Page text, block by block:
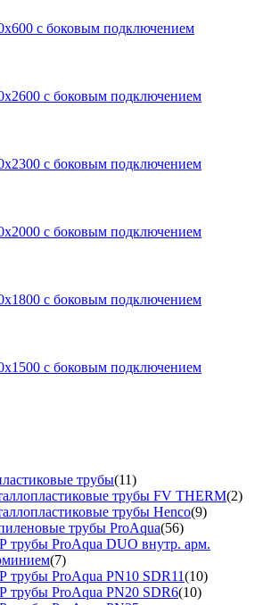
с боковым подключением
с боковым подключением
с боковым подключением
с боковым подключением
с боковым подключением
с боковым подключением
трубы(11)
трубы FV THERM(2)
трубы Henco(9)
трубы ProAqua(56)
трубы ProAqua DUO внутр. арм.
(7)
трубы ProAqua PN10 SDR11(10)
трубы ProAqua PN20 SDR6(10)